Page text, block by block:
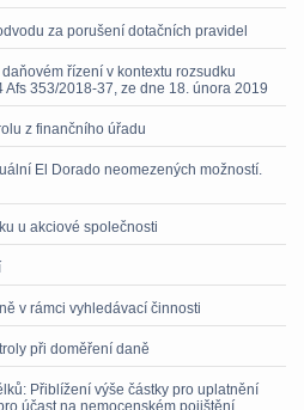
za porušení dotačních pravidel
řízení v kontextu rozsudku
353/2018-37, ze dne 18. února 2019
z finančního úřadu
El Dorado neomezených možností.
u akciové společnosti
v rámci vyhledávací činnosti
při doměření daně
Přiblížení výše částky pro uplatnění
účast na nemocenském pojištění